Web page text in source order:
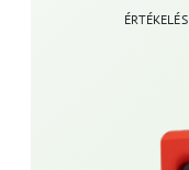
ÉRTÉKELÉS